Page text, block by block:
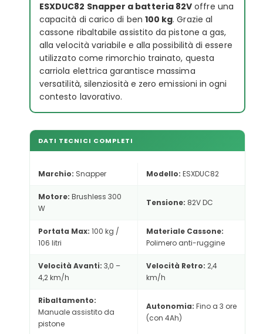
ESXDUC82 Snapper a batteria 82V offre una
capacità di carico di ben 100 kg. Grazie al
cassone ribaltabile assistito da pistone a gas,
alla velocità variabile e alla possibilità di essere
utilizzato come rimorchio trainato, questa
carriola elettrica garantisce massima
versatilità, silenziosità e zero emissioni in ogni
contesto lavorativo.
DATI TECNICI COMPLETI
Marchio: Snapper Modello: ESXDUC82
Motore: Brushless 300
W
Tensione: 82V DC
Portata Max: 100 kg /
106 litri
Materiale Cassone:
Polimero anti-ruggine
Velocità Avanti: 3,0 –
4,2 km/h
Velocità Retro: 2,4
km/h
Ribaltamento:
Manuale assistito da
pistone
Autonomia: Fino a 3 ore
(con 4Ah)